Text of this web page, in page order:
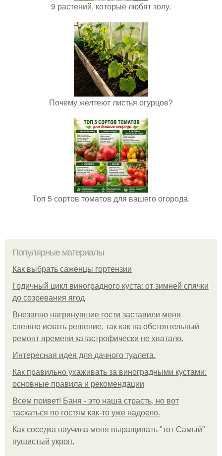
9 растений, которые любят золу.
Почему желтеют листья огурцов?
Топ 5 сортов томатов для вашего огорода.
Популярные материалы
Как выбрать саженцы гортензии
Годичный цикл виноградного куста: от зимней спячки
до созревания ягод
Внезапно нагрянувшие гости заставили меня
спешно искать решение, так как на обстоятельный
ремонт времени катастрофически не хватало.
Интересная идея для дачного туалета.
Как правильно ухаживать за виноградными кустами:
основные правила и рекомендации
Всем привет! Баня - это наша страсть, но вот
таскаться по гостям как-то уже надоело.
Как соседка научила меня выращивать "тот Самый"
пушистый укроп.